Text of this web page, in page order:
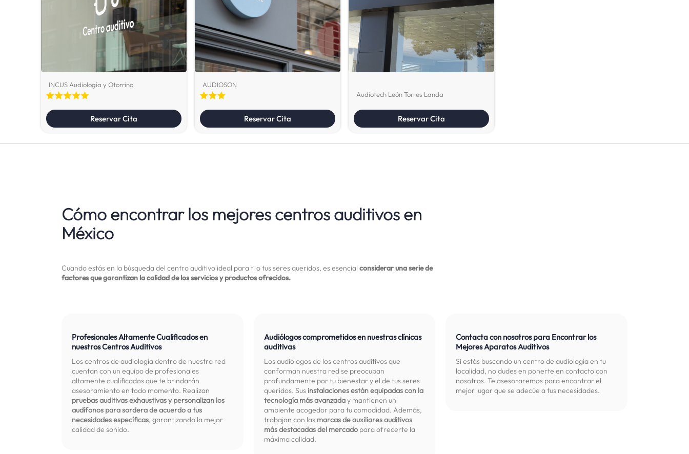
INCUS Audiología y Otorrino
Reservar Cita
AUDIOSON
Reservar Cita
Audiotech León Torres Landa
Reservar Cita
Cómo encontrar los mejores centros auditivos en
México
Cuando estás en la búsqueda del centro auditivo ideal para ti o tus seres queridos, es esencialconsiderar una serie de
factores que garantizan la calidad de los servicios y productos ofrecidos.
Profesionales Altamente Cualificados en
nuestros Centros Auditivos
Los centros de audiología dentro de nuestra red
cuentan con un equipo de profesionales
altamente cualificados que te brindarán
asesoramiento en todo momento. Realizan
pruebas auditivas exhaustivas y personalizan los
audífonos para sordera de acuerdo a tus
necesidades específicas, garantizando la mejor
calidad de sonido.
Audiólogos comprometidos en nuestras clínicas
auditivas
Los audiólogos de los centros auditivos que
conforman nuestra red se preocupan
profundamente por tu bienestar y el de tus seres
queridos. Sus instalaciones están equipadas con la
tecnología más avanzaday mantienen un
ambiente acogedor para tu comodidad. Además,
trabajan con las marcas de auxiliares auditivos
más destacadas del mercadopara ofrecerte la
máxima calidad.
Contacta con nosotros para Encontrar los
Mejores Aparatos Auditivos
Si estás buscando un centro de audiología en tu
localidad, no dudes en ponerte en contacto con
nosotros. Te asesoraremos para encontrar el
mejor lugar que se adecúe a tus necesidades.